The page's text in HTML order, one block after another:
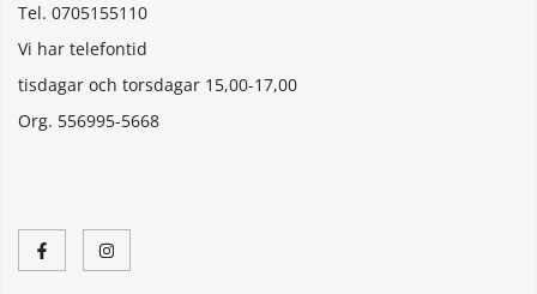
Tel. 0705155110
Vi har telefontid
tisdagar och torsdagar 15,00-17,00
Org. 556995-5668